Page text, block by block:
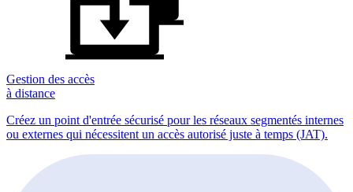
Gestion des accès
à distance
Créez un point d'entrée sécurisé pour les réseaux segmentés internes
ou externes qui nécessitent un accès autorisé juste à temps (JAT).